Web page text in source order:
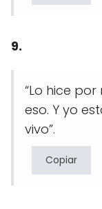
9.
“Lo hice
eso. Y yo
vivo”.
Copiar